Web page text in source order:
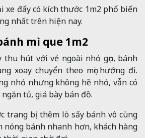
xe đẩy có kích thước 1m2 phổ biến
nhất trên hiện nay.
mì que 1m2
hút với vẻ ngoài nhỏ gọn, bánh
xoay chuyển theo mọi hướng đi.
nhỏ nhưng không hề nhỏ, vẫn có
tủ, giá bày bán đồ.
trang bị thêm lò sấy bánh vô cùng
nóng bánh nhanh hơn, khách hàng